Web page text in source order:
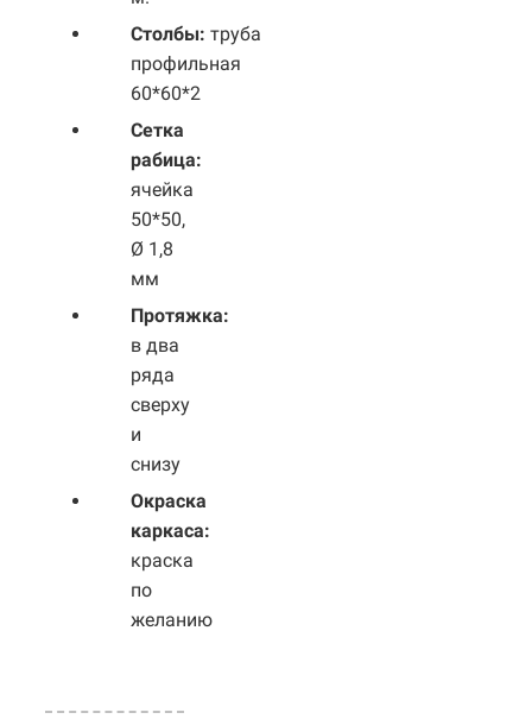
Столбы: труба
профильная
60*60*2
Сетка
рабица:
ячейка
50*50,
Ø 1,8
мм
Протяжка:
в два
ряда
сверху
и
снизу
Окраска
каркаса:
краска
по
желанию